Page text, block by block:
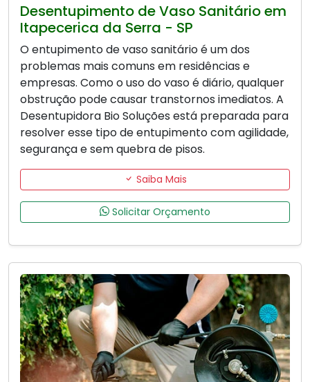
Desentupimento de Vaso Sanitário em
Itapecerica da Serra - SP
O entupimento de vaso sanitário é um dos
problemas mais comuns em residências e
empresas. Como o uso do vaso é diário, qualquer
obstrução pode causar transtornos imediatos. A
Desentupidora Bio Soluções está preparada para
resolver esse tipo de entupimento com agilidade,
segurança e sem quebra de pisos.
Saiba Mais
Solicitar Orçamento